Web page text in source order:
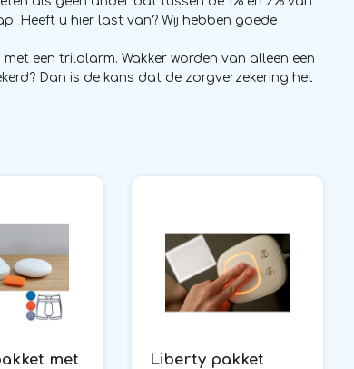
Heeft u hier last van? Wij hebben goede
een trilalarm. Wakker worden van alleen een
Dan is de kans dat de zorgverzekering het
met
Liberty pakket